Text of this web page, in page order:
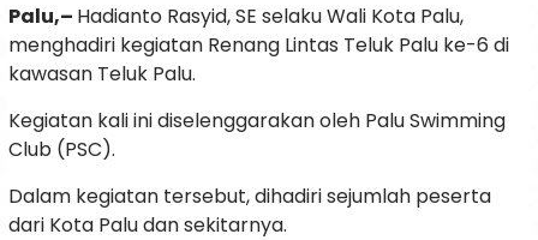
Palu,– Hadianto Rasyid, SE selaku Wali Kota Palu,
menghadiri kegiatan Renang Lintas Teluk Palu ke-6 di
kawasan Teluk Palu.
Kegiatan kali ini diselenggarakan oleh Palu Swimming
Club (PSC).
Dalam kegiatan tersebut, dihadiri sejumlah peserta
dari Kota Palu dan sekitarnya.